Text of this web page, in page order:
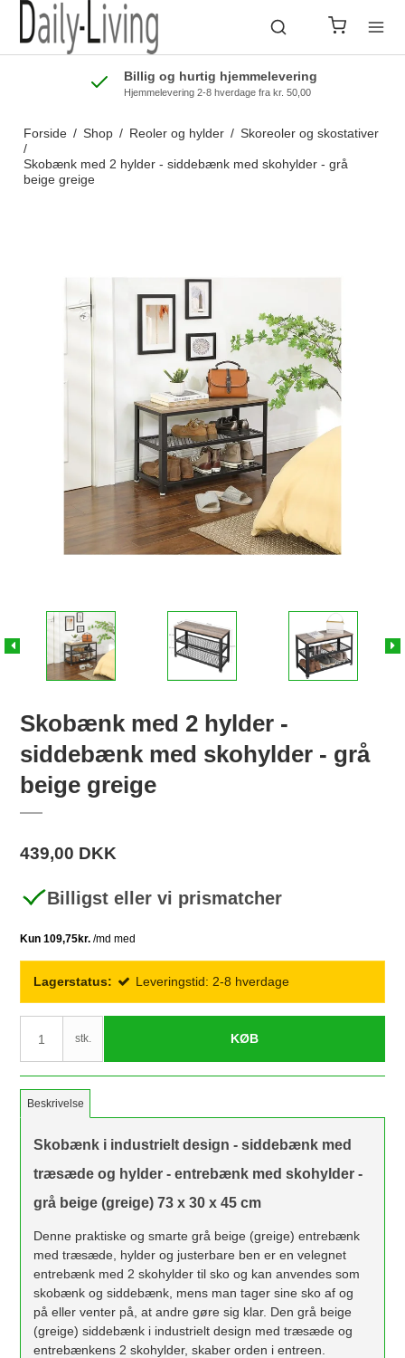
Billig og hurtig hjemmelevering
Hjemmelevering 2-8 hverdage fra kr. 50,00
Forside / Shop / Reoler og hylder / Skoreoler og skostativer
/
Skobænk med 2 hylder - siddebænk med skohylder - grå
beige greige
Skobænk med 2 hylder -
siddebænk med skohylder - grå
beige greige
439,00 DKK
Billigst eller vi prismatcher
Lagerstatus: Leveringstid: 2-8 hverdage
stk. KØB
Beskrivelse
Skobænk i industrielt design - siddebænk med
træsæde og hylder - entrebænk med skohylder -
grå beige (greige) 73 x 30 x 45 cm
Denne praktiske og smarte grå beige (greige) entrebænk
med træsæde, hylder og justerbare ben er en velegnet
entrebænk med 2 skohylder til sko og kan anvendes som
skobænk og siddebænk, mens man tager sine sko af og
på eller venter på, at andre gøre sig klar. Den grå beige
(greige) siddebænk i industrielt design med træsæde og
entrebænkens 2 skohylder, skaber orden i entreen.